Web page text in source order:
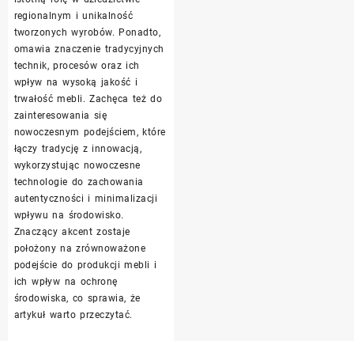
regionalnym i unikalność
tworzonych wyrobów. Ponadto,
omawia znaczenie tradycyjnych
technik, procesów oraz ich
wpływ na wysoką jakość i
trwałość mebli. Zachęca też do
zainteresowania się
nowoczesnym podejściem, które
łączy tradycję z innowacją,
wykorzystując nowoczesne
technologie do zachowania
autentyczności i minimalizacji
wpływu na środowisko.
Znaczący akcent zostaje
położony na zrównoważone
podejście do produkcji mebli i
ich wpływ na ochronę
środowiska, co sprawia, że
artykuł warto przeczytać.